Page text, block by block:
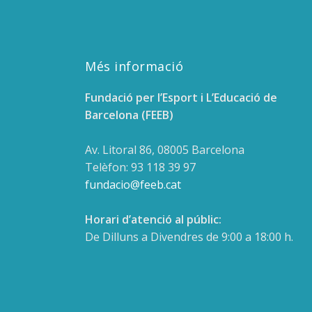
Més informació
Fundació per l’Esport i L’Educació de
Barcelona (FEEB)
Av. Litoral 86, 08005 Barcelona
Telèfon: 93 118 39 97
fundacio@feeb.cat
Horari d’atenció al públic:
De Dilluns a Divendres de 9:00 a 18:00 h.